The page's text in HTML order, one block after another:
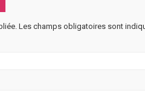
Les champs obligatoires sont